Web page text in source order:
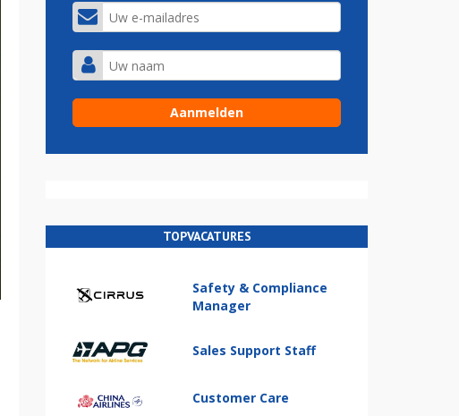
TOPVACATURES
Safety & Compliance
Manager
Sales Support Staff
Customer Care